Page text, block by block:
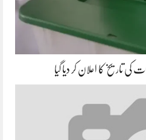
کی تاریخ کا اعلان کر دیا گیا